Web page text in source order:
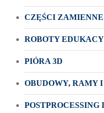
CZĘŚCI
ROBOTY
PIÓRA 3D
OBUDOWY, RAMY